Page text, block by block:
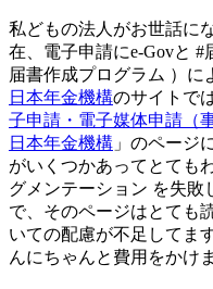
私どもの法人がお世話に
在、電子申請にe-Govと
届書作成プログラム ）に
日本年金機構のサイトで
子申請・電子媒体申請（
日本年金機構 」のページ
がいくつかあってとても
グメンテーション を失敗
で、そのページはとても
いての配慮が不足してま
んにちゃんと費用をかけ